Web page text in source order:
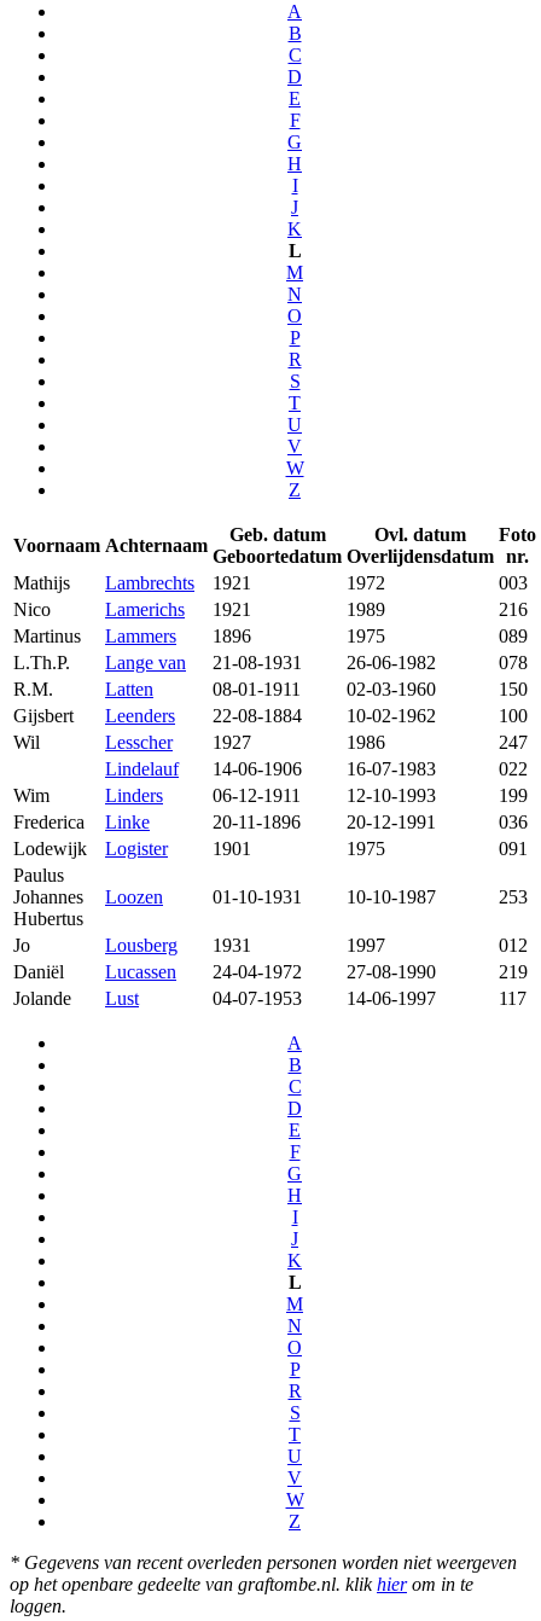
A
B
C
D
E
F
G
H
I
J
K
L
M
N
O
P
R
S
T
U
V
W
Z
Voornaam Achternaam
Geb. datum
Geboortedatum
Ovl. datum
Overlijdensdatum
Foto
nr.
Mathijs
Lambrechts 1921 1972
003
Nico
Lamerichs 1921 1989
216
Martinus
Lammers 1896 1975
089
L.Th.P.
Lange van 21-08-1931 26-06-1982
078
R.M.
Latten 08-01-1911 02-03-1960
150
Gijsbert
Leenders 22-08-1884 10-02-1962
100
Wil
Lesscher 1927 1986
247
Lindelauf
14-06-1906 16-07-1983
022
Wim
Linders 06-12-1911 12-10-1993
199
Frederica
Linke 20-11-1896 20-12-1991
036
Lodewijk
Logister 1901 1975
091
Paulus
Johannes
Hubertus
Loozen 01-10-1931 10-10-1987 253
Jo Lousberg 1931 1997
012
Daniël
Lucassen 24-04-1972 27-08-1990
219
Jolande
Lust 04-07-1953 14-06-1997 117
A
B
C
D
E
F
G
H
I
J
K
L
M
N
O
P
R
S
T
U
V
W
Z
* Gegevens van recent overleden personen worden niet weergeven
op het openbare gedeelte van graftombe.nl. klikhierom in te
loggen.